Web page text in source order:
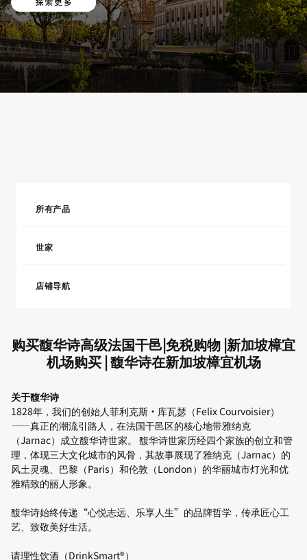
所有产品
世家
店铺导航
购买馥华诗高级法国干邑|免税购物 |新加坡樟宜
机场购买 | 馥华诗在新加坡樟宜机场
关于馥华诗
1828年，我们的创始人菲利克斯·库瓦瑟（Felix Courvoisier）
——真正的潮流引路人，在法国干邑区的核心地带雅纳克
（Jarnac）成立馥华诗世家。 馥华诗世家历经四个家族的创立和管
理，体现三大文化城市的风骨，其故事展现了雅纳克（Jarnac）的
风土灵魂、巴黎（Paris）和伦敦（London）的华丽城市灯光和优
雅精致的丽人形象。
馥华诗始终传递“心悦志远、乐享人生”的品牌哲学，传承匠心工
艺、致敬美好生活。
请理性饮酒（DrinkSmart®）